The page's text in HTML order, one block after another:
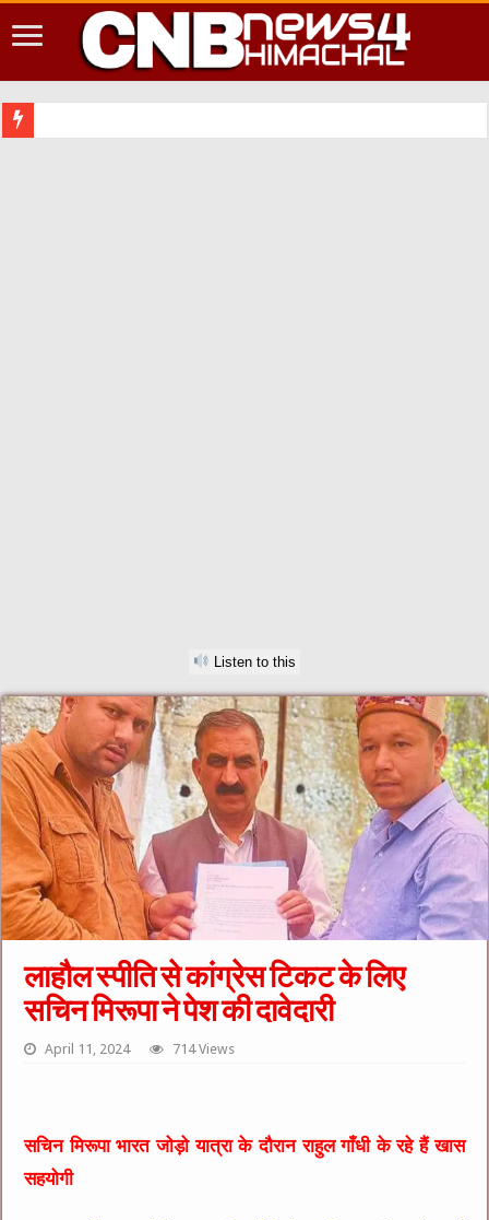
Listen to this
लाहौल स्पीति से कांग्रेस टिकट के लिए
सचिन मिरूपा ने पेश की दावेदारी
April 11, 2024 714 Views
सचिन मिरूपा भारत जोड़ो यात्रा के दौरान राहुल गाँधी के रहे हैं खास
सहयोगी